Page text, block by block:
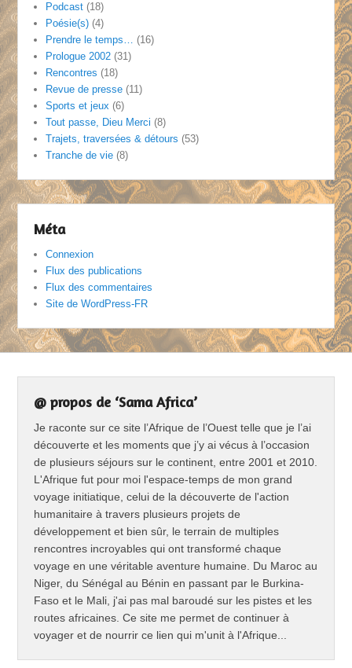
Podcast (18)
Poésie(s) (4)
Prendre le temps… (16)
Prologue 2002 (31)
Rencontres (18)
Revue de presse (11)
Sports et jeux (6)
Tout passe, Dieu Merci (8)
Trajets, traversées & détours (53)
Tranche de vie (8)
Méta
Connexion
Flux des publications
Flux des commentaires
Site de WordPress-FR
@ propos de ‘Sama Africa’
Je raconte sur ce site l’Afrique de l’Ouest telle que je l’ai
découverte et les moments que j’y ai vécus à l’occasion
de plusieurs séjours sur le continent, entre 2001 et 2010.
L'Afrique fut pour moi l'espace-temps de mon grand
voyage initiatique, celui de la découverte de l'action
humanitaire à travers plusieurs projets de
développement et bien sûr, le terrain de multiples
rencontres incroyables qui ont transformé chaque
voyage en une véritable aventure humaine. Du Maroc au
Niger, du Sénégal au Bénin en passant par le Burkina-
Faso et le Mali, j'ai pas mal baroudé sur les pistes et les
routes africaines. Ce site me permet de continuer à
voyager et de nourrir ce lien qui m'unit à l'Afrique...